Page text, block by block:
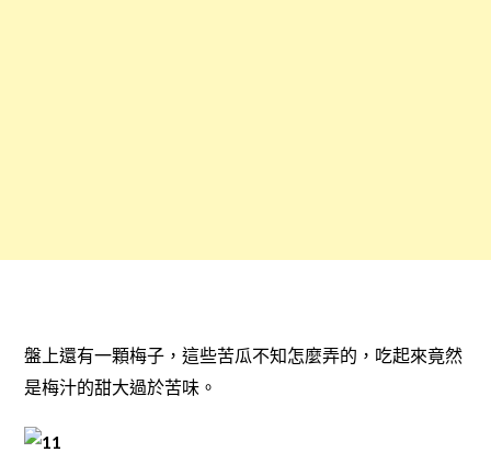
盤上還有一顆梅子，這些苦瓜不知怎麼弄的，吃起來竟然
是梅汁的甜大過於苦味。